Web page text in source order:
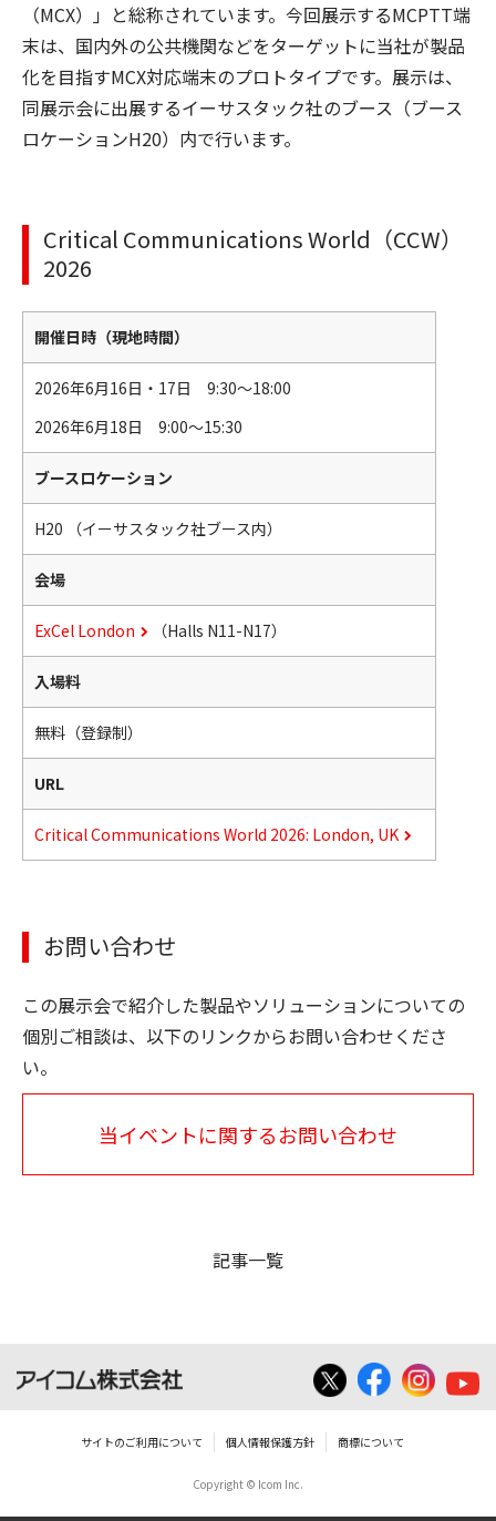
（MCX）」と総称されています。今回展示するMCPTT端
末は、国内外の公共機関などをターゲットに当社が製品
化を目指すMCX対応端末のプロトタイプです。展示は、
同展示会に出展するイーサスタック社のブース（ブース
ロケーションH20）内で行います。
Critical Communications World（CCW）
2026
開催日時（現地時間）
2026年6月16日・17日 9:30～18:00
2026年6月18日 9:00～15:30
ブースロケーション
H20 （イーサスタック社ブース内）
会場
ExCel London （Halls N11-N17）
入場料
無料（登録制）
URL
Critical Communications World 2026: London, UK
お問い合わせ
この展示会で紹介した製品やソリューションについての
個別ご相談は、以下のリンクからお問い合わせくださ
い。
当イベントに関するお問い合わせ
記事一覧
サイトのご利用について 個人情報保護方針 商標について
Copyright © Icom Inc.